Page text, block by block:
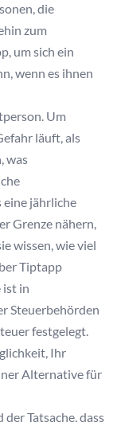
die
zum
um sich ein
wenn es ihnen
Um
läuft, als
was
jährliche
Grenze nähern,
wissen, wie viel
Tiptapp
ist in
Steuerbehörden
festgelegt.
Ihr
Alternative für
Tatsache, dass